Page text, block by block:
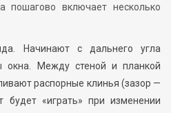
пошагово включает несколько
Начинают с дальнего угла
окна. Между стеной и планкой
распорные клинья (зазор —
«играть» при изменении